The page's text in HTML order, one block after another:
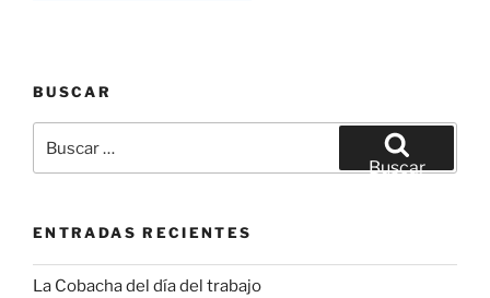
BUSCAR
por:
Buscar
ENTRADAS RECIENTES
La Cobacha del día del trabajo